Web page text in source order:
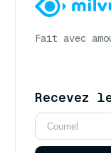
Fait avec
Recevez